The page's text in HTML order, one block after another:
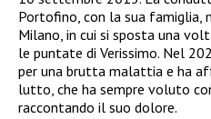
Portofino, con la sua famiglia,
Milano, in cui si sposta una
le puntate di Verissimo. Nel
per una brutta malattia e ha
lutto, che ha sempre voluto
raccontando il suo dolore.